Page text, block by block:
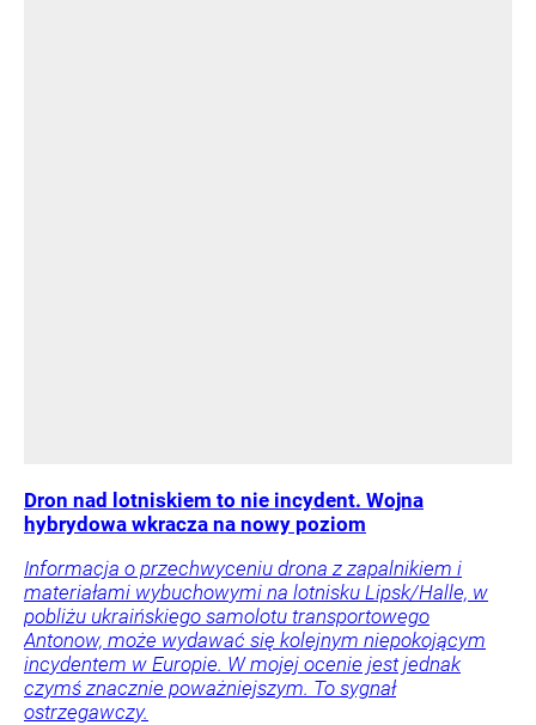
Dron nad lotniskiem to nie incydent. Wojna
hybrydowa wkracza na nowy poziom
Informacja o przechwyceniu drona z zapalnikiem i
materiałami wybuchowymi na lotnisku Lipsk/Halle, w
pobliżu ukraińskiego samolotu transportowego
Antonow, może wydawać się kolejnym niepokojącym
incydentem w Europie. W mojej ocenie jest jednak
czymś znacznie poważniejszym. To sygnał
ostrzegawczy.